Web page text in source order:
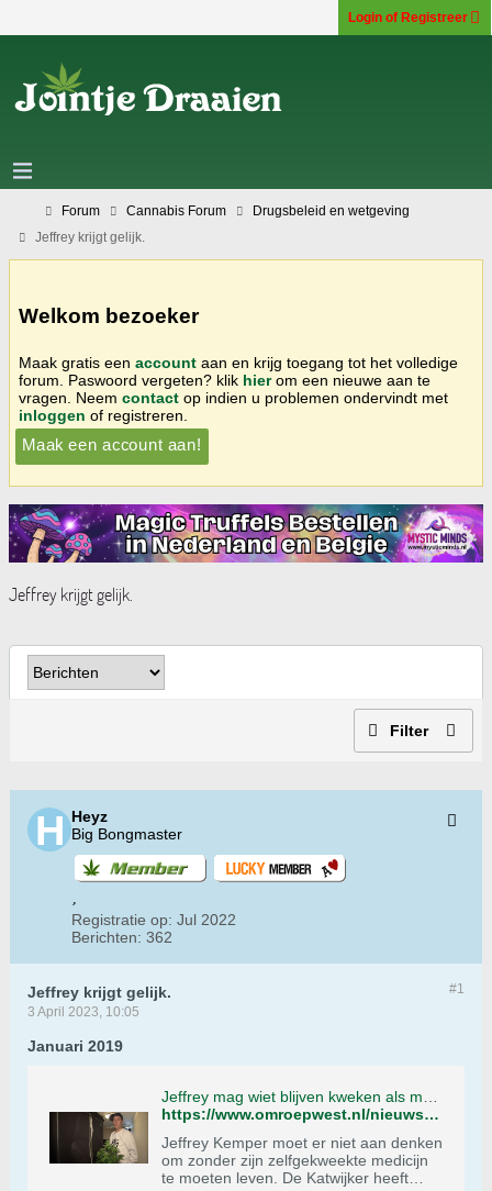
Login of Registreer
Forum Cannabis Forum
Drugsbeleid en wetgeving
Jeffrey krijgt gelijk.
Welkom bezoeker
Maak gratis een account aan en krijg toegang tot het volledige
forum. Paswoord vergeten? klik hierom een nieuwe aan te
vragen. Neem contact op indien u problemen ondervindt met
inloggen of registreren.
Maak een account aan!
Jeffrey krijgt gelijk.
Filter
Heyz
Big Bongmaster
Registratie op: Jul 2022
Berichten: 362
#1
Jeffrey krijgt gelijk.
3 April 2023, 10:05
Januari 2019
https://www.omroepwest.nl/nieuws/3771930/jeffrey-mag-wiet-blijven-kweken-als-medicijn-het-maakt-mij-een-stuk-menselijker
Jeffrey Kemper moet er niet aan denken
om zonder zijn zelfgekweekte medicijn
te moeten leven. De Katwijker heeft